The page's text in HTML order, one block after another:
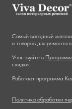
Самый выгодный
и товаров для ремонта
Участвуйте в
скидки.
Работает программа
Политика обработки